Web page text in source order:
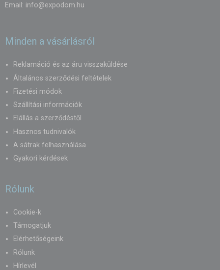
Email: info@expodom.hu
Minden a vásárlásról
Reklamáció és az áru visszaküldése
Általános szerződési feltételek
Fizetési módok
Szállítási információk
Elállás a szerződéstől
Hasznos tudnivalók
A sátrak felhasználása
Gyakori kérdések
Rólunk
Cookie-k
Támogatjuk
Elérhetőségeink
Rólunk
Hírlevél